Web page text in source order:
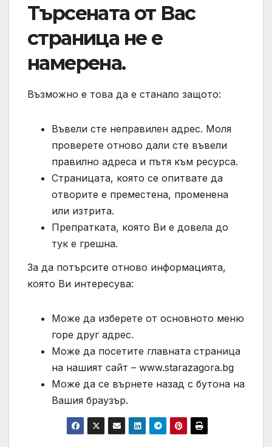
Търсената от Вас
страница не е
намерена.
Възможно е това да е станало защото:
Въвели сте неправилен адрес. Моля
проверете отново дали сте въвели
правилно адреса и пътя към ресурса.
Страницата, която се опитвате да
отворите е преместена, променена
или изтрита.
Препратката, която Ви е довела до
тук е грешна.
За да потърсите отново информацията,
която Ви интересува:
Може да изберете от основното меню
горе друг адрес.
Може да посетите главната страница
на нашият сайт – www.starazagora.bg
Може да се върнете назад с бутона на
Вашия браузър.